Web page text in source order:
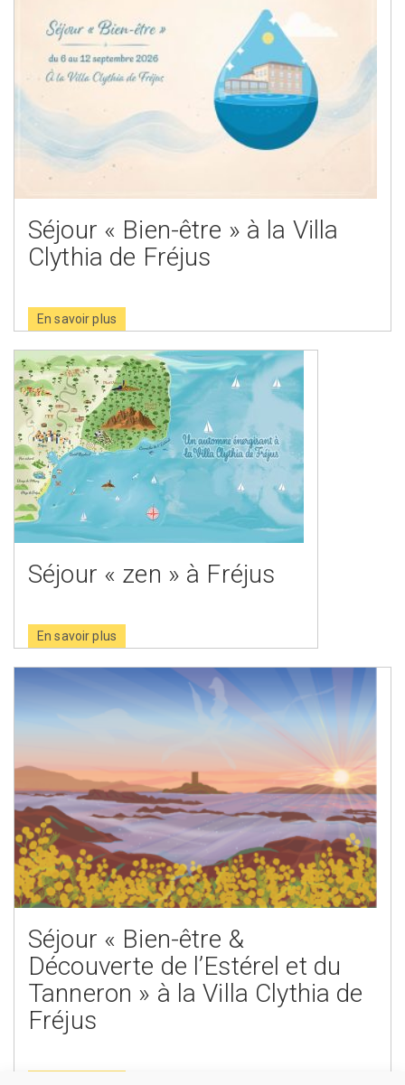
Séjour « Bien-être » à la Villa
Clythia de Fréjus
En savoir plus
Séjour « zen » à Fréjus
En savoir plus
Séjour « Bien-être &
Découverte de l’Estérel et du
Tanneron » à la Villa Clythia de
Fréjus